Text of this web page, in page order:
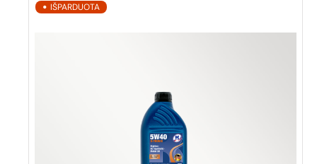
IŠPARDUOTA